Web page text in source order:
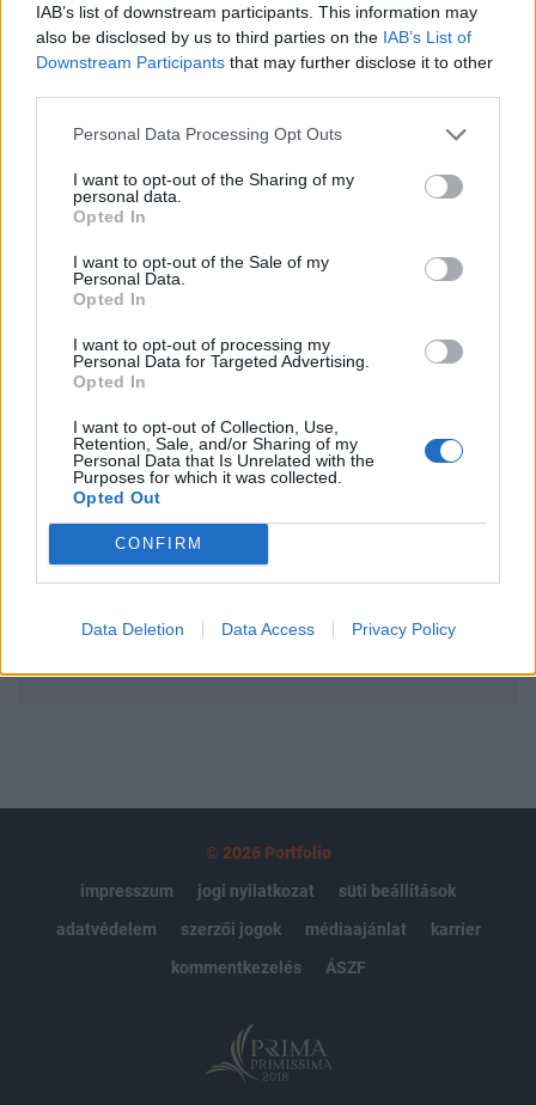
IAB’s list of downstream participants. This information may
also be disclosed by us to third parties on the IAB’s List of
Downstream Participants that may further disclose it to other
Personal Data Processing Opt Outs
I want to opt-out of the Sharing of my
personal data.
Opted In
I want to opt-out of the Sale of my
Personal Data.
Opted In
I want to opt-out of processing my
Personal Data for Targeted Advertising.
Opted In
I want to opt-out of Collection, Use,
Retention, Sale, and/or Sharing of my
Personal Data that Is Unrelated with the
Purposes for which it was collected.
Opted Out
CONFIRM
Data Deletion Data Access Privacy Policy
Hasonló témákról is szó esik a Portfolio.hu május 17-ei
Hitelezés Magyarországon 2012 című konferenciáján.
közül csak az OTP Bank honlapján szerepelnek a ma élő
változattal kapcsolatos tudnivalók, a többi szereplőnél még
nincs lehetőség az igénylésre,...
KEDVES OLVASÓNK!
tartozik, melynek olvasása előfizetéses
regisztrációhoz kötött.
Az előfizetés a következőket tartalmazza:
Portfolio.hu teljes cikkarchívum
Kötéslisták: BÉT elmúlt 2 év napon belüli
kötéslistái
Előfizetés
© 2026 Portfolio
impresszum
jogi nyilatkozat
süti beállítások
adatvédelem
szerzői jogok médiaajánlat
karrier
kommentkezelés
ÁSZF